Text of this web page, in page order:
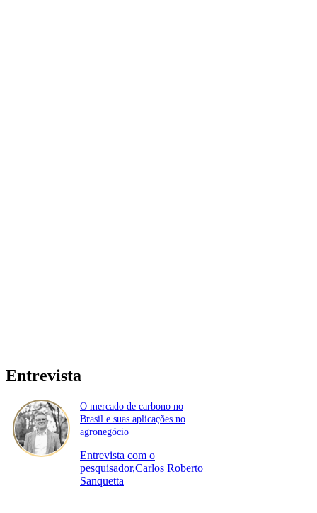
Entrevista
O mercado de carbono no
Brasil e suas aplicações no
agronegócio
Entrevista com o
pesquisador,Carlos Roberto
Sanquetta